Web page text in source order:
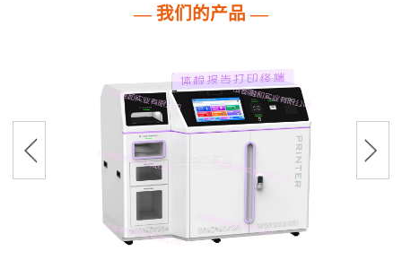
— 我们的产品 —